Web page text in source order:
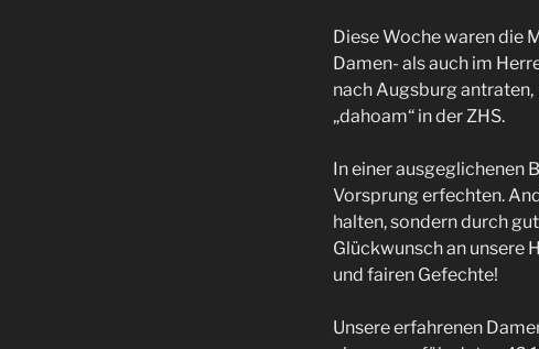
Diese Woche waren die
Damen- als auch im
nach Augsburg
„dahoam“ in der ZHS.
In einer ausgeglichenen
Vorsprung erfechten.
halten, sondern durch
Glückwunsch an unsere
und fairen Gefechte!
Unsere erfahrenen